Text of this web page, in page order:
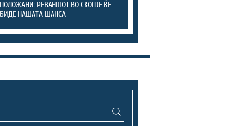
ПОЛОЖАНИ: РЕВАНШОТ ВО СКОПЈЕ ЌЕ
БИДЕ НАШАТА ШАНСА